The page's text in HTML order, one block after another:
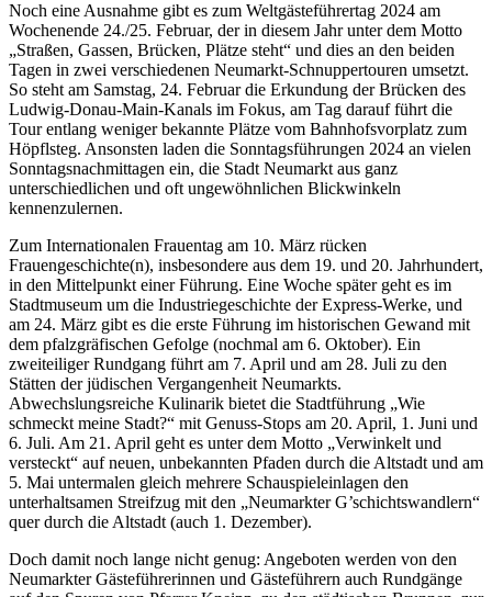
Noch eine Ausnahme gibt es zum Weltgästeführertag 2024 am
Wochenende 24./25. Februar, der in diesem Jahr unter dem Motto
„Straßen, Gassen, Brücken, Plätze steht“ und dies an den beiden
Tagen in zwei verschiedenen Neumarkt-Schnuppertouren umsetzt.
So steht am Samstag, 24. Februar die Erkundung der Brücken des
Ludwig-Donau-Main-Kanals im Fokus, am Tag darauf führt die
Tour entlang weniger bekannte Plätze vom Bahnhofsvorplatz zum
Höpflsteg. Ansonsten laden die Sonntagsführungen 2024 an vielen
Sonntagsnachmittagen ein, die Stadt Neumarkt aus ganz
unterschiedlichen und oft ungewöhnlichen Blickwinkeln
kennenzulernen.
Zum Internationalen Frauentag am 10. März rücken
Frauengeschichte(n), insbesondere aus dem 19. und 20. Jahrhundert,
in den Mittelpunkt einer Führung. Eine Woche später geht es im
Stadtmuseum um die Industriegeschichte der Express-Werke, und
am 24. März gibt es die erste Führung im historischen Gewand mit
dem pfalzgräfischen Gefolge (nochmal am 6. Oktober). Ein
zweiteiliger Rundgang führt am 7. April und am 28. Juli zu den
Stätten der jüdischen Vergangenheit Neumarkts.
Abwechslungsreiche Kulinarik bietet die Stadtführung „Wie
schmeckt meine Stadt?“ mit Genuss-Stops am 20. April, 1. Juni und
6. Juli. Am 21. April geht es unter dem Motto „Verwinkelt und
versteckt“ auf neuen, unbekannten Pfaden durch die Altstadt und am
5. Mai untermalen gleich mehrere Schauspieleinlagen den
unterhaltsamen Streifzug mit den „Neumarkter G’schichtswandlern“
quer durch die Altstadt (auch 1. Dezember).
Doch damit noch lange nicht genug: Angeboten werden von den
Neumarkter Gästeführerinnen und Gästeführern auch Rundgänge